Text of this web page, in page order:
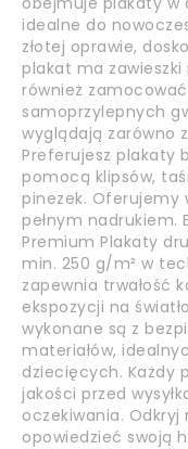
idealne do
złotej oprawie,
plakat ma
również
samoprzylepnych
wyglądają zarówno
Preferujesz plakaty
pomocą klipsów,
pinezek. Oferujemy
pełnym nadrukiem.
Premium Plakaty
min. 250 g/m² w
zapewnia trwałość
ekspozycji na
wykonane są z
materiałów,
dziecięcych. Każdy
jakości przed
oczekiwania.
opowiedzieć swoją